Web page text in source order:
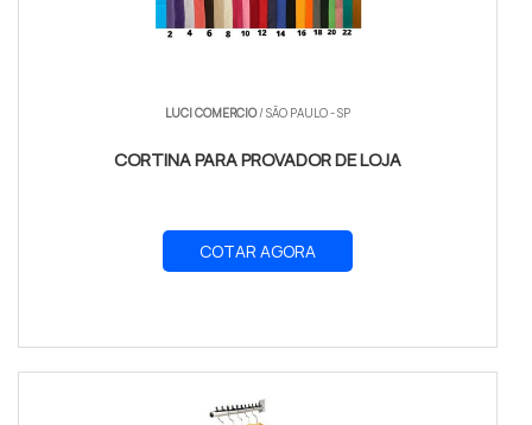
LUCI COMERCIO/ SÃO PAULO - SP
CORTINA PARA PROVADOR DE LOJA
COTAR AGORA